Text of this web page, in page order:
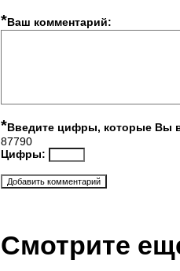
*Ваш комментарий:
*Введите цифры, которые Вы
87790
Цифры:
Смотрите